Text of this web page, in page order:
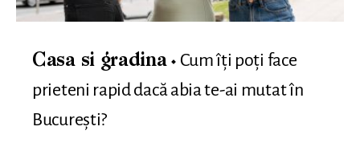
Casa si gradina
Cum îți poți face
prieteni rapid dacă abia te-ai mutat în
București?